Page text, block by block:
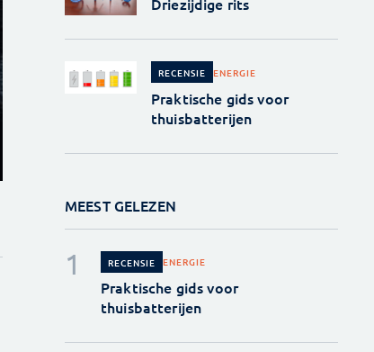
RECENSIE ENERGIE
Praktische gids voor
thuisbatterijen
MEEST GELEZEN
RECENSIE ENERGIE
Praktische gids voor
thuisbatterijen